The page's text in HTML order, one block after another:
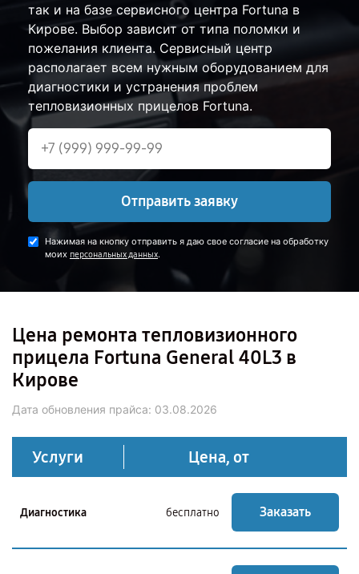
так и на базе сервисного центра Fortuna в
Кирове. Выбор зависит от типа поломки и
пожелания клиента. Сервисный центр
располагает всем нужным оборудованием для
диагностики и устранения проблем
тепловизионных прицелов Fortuna.
Отправить заявку
Нажимая на кнопку отправить я даю свое согласие на обработку
моих персональных данных.
Цена ремонта тепловизионного
прицела Fortuna General 40L3 в
Кирове
Дата обновления прайса: 03.08.2026
Услуги Цена, от
Диагностика бесплатно Заказать